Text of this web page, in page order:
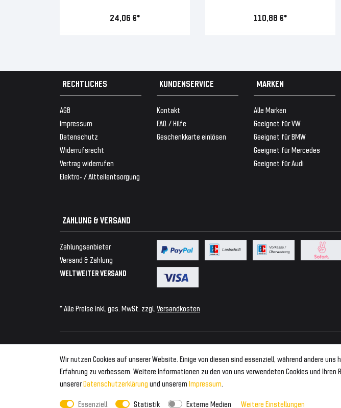
24,06 €* 110,88 €*
Wir nutzen Cookies auf unserer Website. Einige von diesen sind essenziell, während andere uns
Erfahrung zu verbessern. Weitere Informationen zu den von uns verwendeten Cookies und Ihren
unsererDaten­schutz­erklärung und unserem Impressum.
Essenziell Statistik Externe Medien Weitere Einstellungen
RECHTLICHES
AGB
Impressum
Datenschutz
Widerrufsrecht
Vertrag widerrufen
Elektro- / Altteilentsorgung
KUNDENSERVICE
Kontakt
FAQ / Hilfe
Geschenkkarte einlösen
MARKEN
Alle Marken
Geeignet für VW
Geeignet für BMW
Geeignet für Mercedes
Geeignet für Audi
ZAHLUNG & VERSAND
Zahlungsanbieter
Versand & Zahlung
WELTWEITER VERSAND
* Alle Preise inkl. ges. MwSt. zzgl. Versandkosten
© 2026 Tuning Fanatics